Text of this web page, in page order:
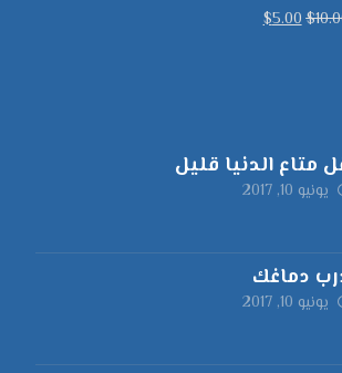
$
$5.00
متاع الدنيا قليل
يونيو 10, 2017
دماغك
يونيو 10, 2017